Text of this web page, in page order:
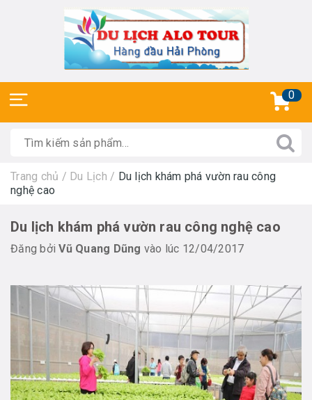
0
Trang chủ / Du Lịch / Du lịch khám phá vườn rau công
nghệ cao
Du lịch khám phá vườn rau công nghệ cao
Đăng bởiVũ Quang Dũng vào lúc 12/04/2017